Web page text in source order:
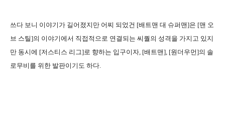
쓰다 보니 이야기가 길어졌지만 어찌 되었건 [배트맨 대 슈퍼맨]은 [맨 오
브 스틸]의 이야기에서 직접적으로 연결되는 씨퀄의 성격을 가지고 있지
만 동시에 [저스티스 리그]로 향하는 입구이자, [배트맨], [원더우먼]의 솔
로무비를 위한 발판이기도 하다.